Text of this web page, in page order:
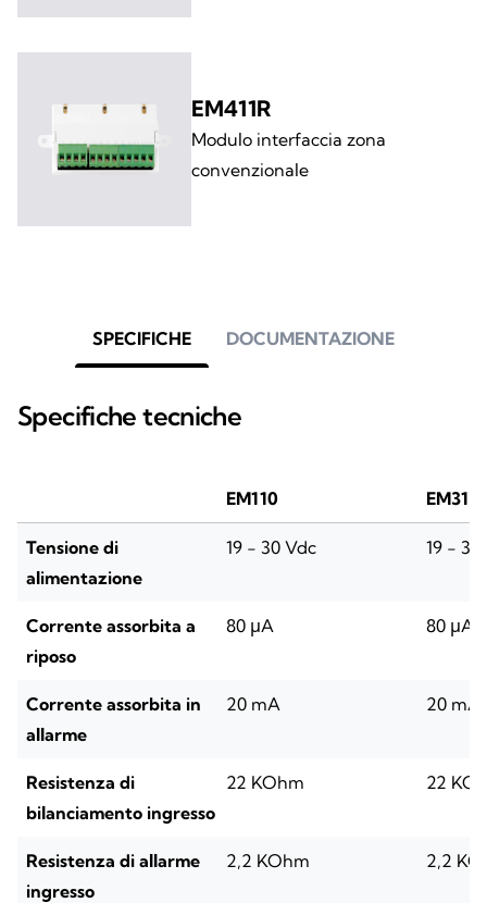
EM411R
Modulo interfaccia zona
convenzionale
SPECIFICHE DOCUMENTAZIONE
Specifiche tecniche
EM110
Tensione di
alimentazione
19 - 30 Vdc 19 - 30
Corrente assorbita a
riposo
80 μA 80 μA
Corrente assorbita in
allarme
20 mA 20 mA
Resistenza di
bilanciamento ingresso
22 KOhm 22
Resistenza di allarme
ingresso
2,2 KOhm 2,2